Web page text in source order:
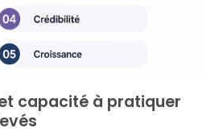
capacité à pratiquer